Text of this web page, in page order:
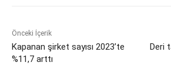
Önceki İçerik
Kapanan şirket sayısı 2023’te
%11,7 arttı
Deri